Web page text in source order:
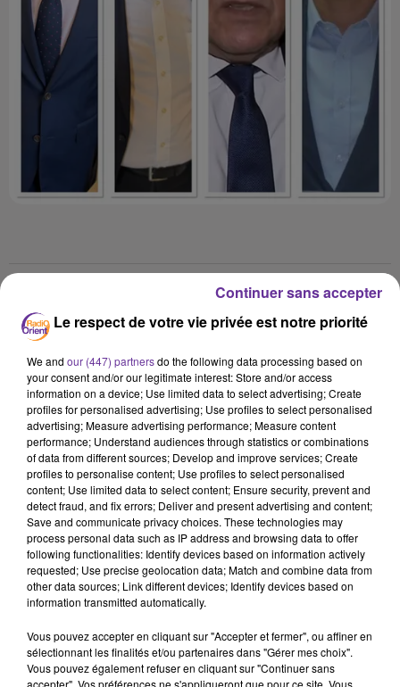
4 avril 2024 - 17 min 7 sec
LE JOURNAL EN LANGUE FRANÇAISE DE MIDI DU
4/04/24
LB
JOURNAL EN LANGUE FRANÇAISE
La désolation dans la bande de Gaza où la situation
humanitaire se dégrade chaque jour. Le Conseil des droits
de l'homme de l'ONU examinera demain un projet de
résolution appelant à stopper les ventes d'armes à
Israël.
Le député Modem Richard Ramos préside le groupe
se rendre prochainement dans les territoires
palestiniens. Nous l’écouterons.
Le respect de votre vie privée est notre priorité
We and our (447) partnersdo the following data processing based on
your consent and/or our legitimate interest: Store and/or access
information on a device; Use limited data to select advertising; Create
profiles for personalised advertising; Use profiles to select personalised
advertising; Measure advertising performance; Measure content
performance; Understand audiences through statistics or combinations
of data from different sources; Develop and improve services; Create
profiles to personalise content; Use profiles to select personalised
content; Use limited data to select content; Ensure security, prevent and
detect fraud, and fix errors; Deliver and present advertising and content;
Save and communicate privacy choices. These technologies may
process personal data such as IP address and browsing data to offer
following functionalities: Identify devices based on information actively
requested; Use precise geolocation data; Match and combine data from
other data sources; Link different devices; Identify devices based on
information transmitted automatically.
Vous pouvez accepter en cliquant sur "Accepter et fermer", ou affiner en
sélectionnant les finalités et/ou partenaires dans "Gérer mes choix".
Vous pouvez également refuser en cliquant sur "Continuer sans
accepter". Vos préférences ne s'appliqueront que pour ce site. Vous
Continuer sans accepter